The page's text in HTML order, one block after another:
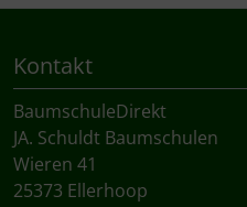
Kontakt
BaumschuleDirekt
JA. Schuldt Baumschulen
Wieren 41
25373 Ellerhoop